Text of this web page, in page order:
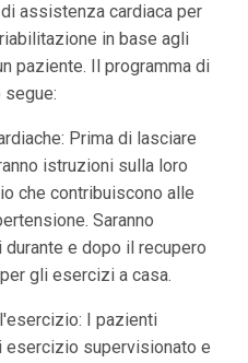
assistenza cardiaca per
in base agli
paziente. Il programma di
Prima di lasciare
istruzioni sulla loro
che contribuiscono alle
Saranno
e dopo il recupero
gli esercizi a casa.
I pazienti
esercizio supervisionato e